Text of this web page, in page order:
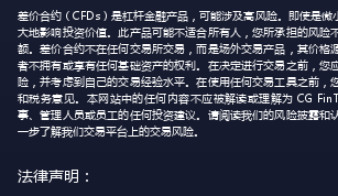
差价合约（CFDs）是杠杆金融产品，可能涉及高风险。即使是
大地影响投资价值。此产品可能不适合所有人，您所承担的风险
额。差价合约不在任何交易所交易，而是场外交易产品，其价格
者不拥有或享有任何基础资产的权利。在决定进行交易之前，您
险，并考虑到自己的交易经验水平。在使用任何交易工具之前，
和税务意见。本网站中的任何内容不应被解读或理解为 CG
事、管理人员或员工的任何投资建议。请阅读我们的风险披露和
一步了解我们交易平台上的交易风险。
法律声明：